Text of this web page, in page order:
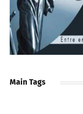
Main Tags